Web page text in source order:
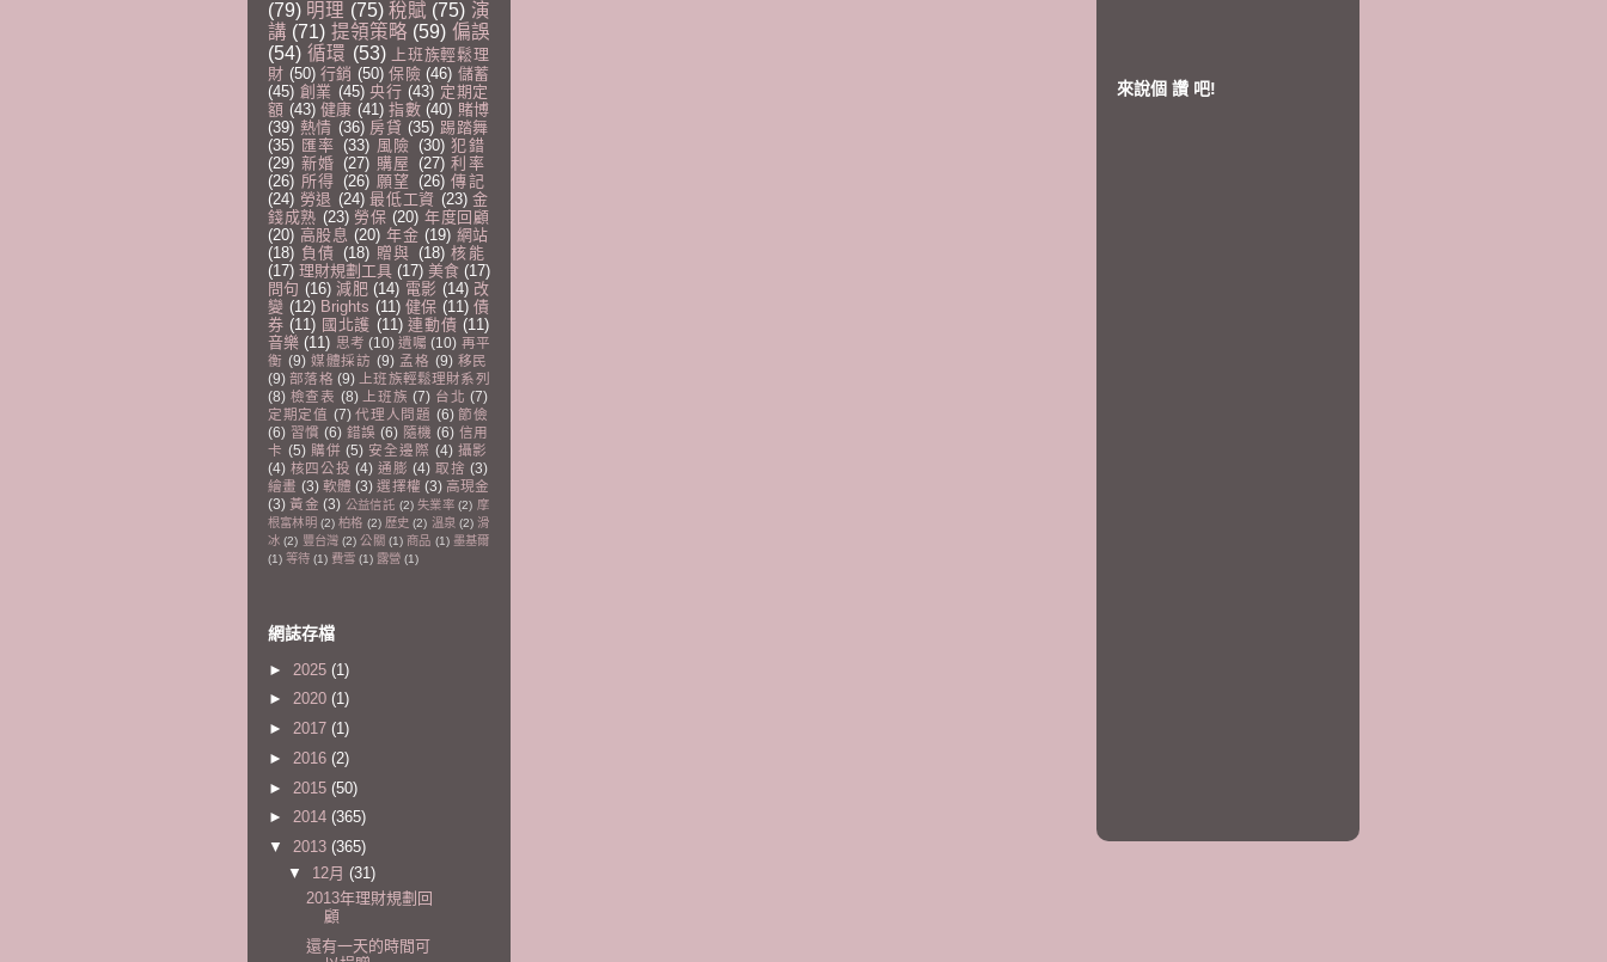
(79) 明理 (75) 稅賦 (75) 演
講 (71) 提領策略 (59) 偏誤
(54) 循環 (53)
上班族輕鬆理
財 (50) 行銷 (50) 保險 (46) 儲蓄
(45) 創業 (45) 央行 (43) 定期定
額 (43) 健康 (41) 指數 (40) 賭博
(39) 熱情 (36) 房貸 (35) 踢踏舞
(35) 匯率 (33) 風險 (30) 犯錯
(29) 新婚 (27) 購屋 (27) 利率
(26) 所得 (26) 願望 (26) 傳記
(24) 勞退 (24) 最低工資 (23) 金
錢成熟 (23) 勞保 (20) 年度回顧
(20) 高股息 (20) 年金 (19) 網站
(18) 負債 (18) 贈與 (18) 核能
(17) 理財規劃工具 (17) 美食 (17)
問句 (16) 減肥 (14) 電影 (14) 改
變 (12) Brights (11) 健保 (11) 債
券 (11) 國北護 (11) 連動債 (11)
音樂 (11) 思考 (10) 遺囑 (10) 再平
衡 (9) 媒體採訪 (9) 孟格 (9) 移民
(9) 部落格 (9)
上班族輕鬆理財系列
(8) 檢查表 (8) 上班族 (7) 台北 (7)
定期定值 (7) 代理人問題 (6) 節儉
(6) 習慣 (6) 錯誤 (6) 隨機 (6) 信用
卡 (5) 購併 (5) 安全邊際 (4) 攝影
(4) 核四公投 (4) 通膨 (4) 取捨 (3)
繪畫 (3) 軟體 (3) 選擇權 (3) 高現金
(3) 黃金 (3) 公益信託 (2) 失業率 (2) 摩
根富林明 (2) 柏格 (2) 歷史 (2) 溫泉 (2) 滑
冰 (2) 豐台灣 (2) 公關 (1) 商品 (1) 墨基爾
(1) 等待 (1) 費雪 (1) 露營 (1)
網誌存檔
► 2025 (1)
► 2020 (1)
► 2017 (1)
► 2016 (2)
► 2015 (50)
► 2014 (365)
▼ 2013 (365)
▼ 12月 (31)
2013年理財規劃回
顧
還有一天的時間可
來說個 讚 吧!